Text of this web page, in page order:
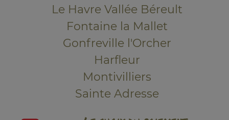
Le Havre Vallée Béreult
Fontaine la Mallet
Gonfreville l'Orcher
Harfleur
Montivilliers
Sainte Adresse